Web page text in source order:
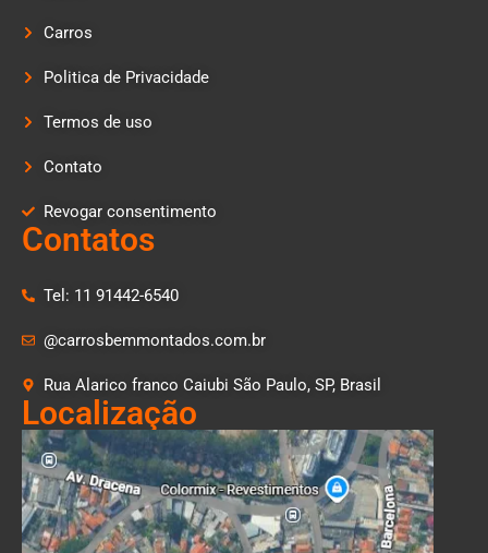
Carros
Politica de Privacidade
Termos de uso
Contato
Revogar consentimento
Contatos
Tel: 11 91442-6540
@carrosbemmontados.com.br
Rua Alarico franco Caiubi São Paulo, SP, Brasil
Localização